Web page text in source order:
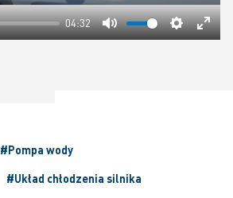
04:32
Mute Settings
#Pompa wody
#Układ chłodzenia silnika